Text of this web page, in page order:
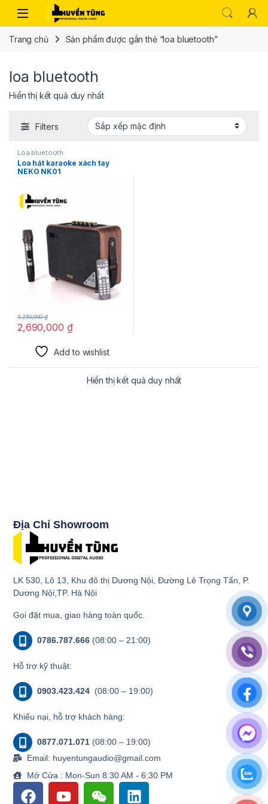
Trang chủ Sản phẩm được gắn thẻ “loa bluetooth”
loa bluetooth
Hiển thị kết quả duy nhất
Filters
Loa bluetooth
Loa hát karaoke xách tay
NEKO NK01
2,690,000 ₫
3,250,000₫
Add to wishlist
Hiển thị kết quả duy nhất
Địa Chỉ Showroom
LK 530, Lô 13, Khu đô thị Dương Nội, Đường Lê Trọng Tấn, P.
Dương Nội,TP. Hà Nội
Gọi đặt mua, giao hàng toàn quốc.
0786.787.666 (08:00 – 21:00)
Hỗ trợ kỹ thuật:
0903.423.424 (08:00 – 19:00)
Khiếu nại, hỗ trợ khách hàng:
0877.071.071 (08:00 – 19:00)
Email: huyentungaudio@gmail.com
Mở Cửa : Mon-Sun 8:30 AM - 6:30 PM